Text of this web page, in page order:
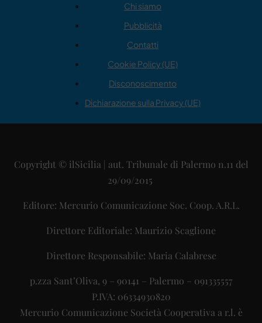
Chi siamo
Pubblicità
Contatti
Cookie Policy (UE)
Disconoscimento
Dichiarazione sulla Privacy (UE)
Copyright © ilSicilia | aut. Tribunale di Palermo n.11 del
29/09/2015
Editore: Mercurio Comunicazione Soc. Coop. A.R.L.
Direttore Editoriale: Maurizio Scaglione
Direttore Responsabile: Maria Calabrese
p.zza Sant’Oliva, 9 – 90141 – Palermo – 091335557
P.IVA: 06334930820
Mercurio Comunicazione Società Cooperativa a r.l. è